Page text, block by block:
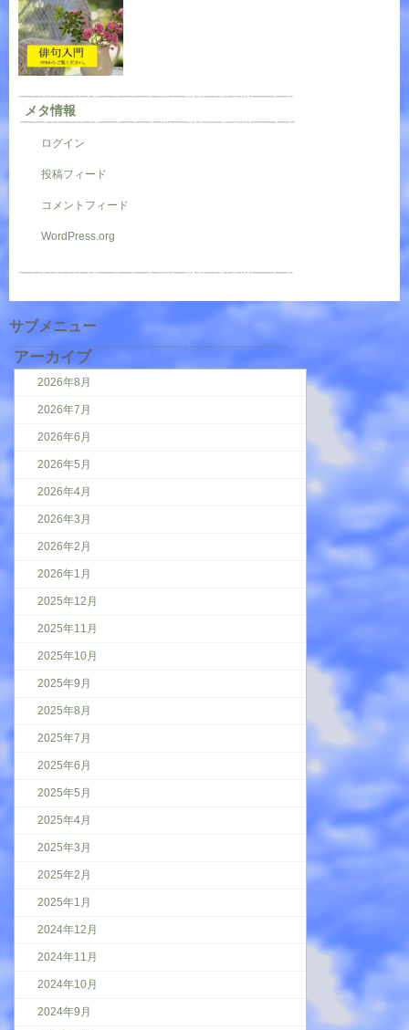
メタ情報
ログイン
投稿フィード
コメントフィード
WordPress.org
サブメニュー
アーカイブ
2026年8月
2026年7月
2026年6月
2026年5月
2026年4月
2026年3月
2026年2月
2026年1月
2025年12月
2025年11月
2025年10月
2025年9月
2025年8月
2025年7月
2025年6月
2025年5月
2025年4月
2025年3月
2025年2月
2025年1月
2024年12月
2024年11月
2024年10月
2024年9月